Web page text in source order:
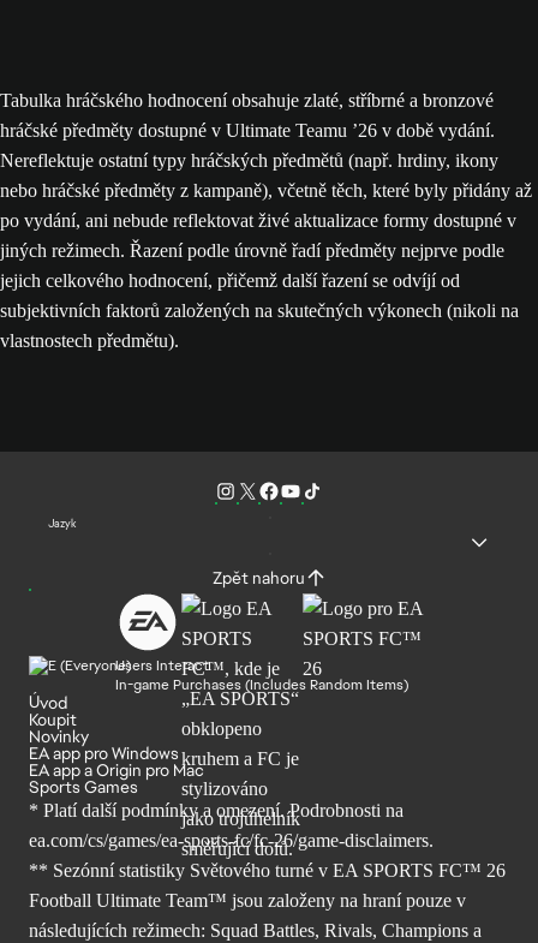
Tabulka hráčského hodnocení obsahuje zlaté, stříbrné a bronzové
hráčské předměty dostupné v Ultimate Teamu ’26 v době vydání.
Nereflektuje ostatní typy hráčských předmětů (např. hrdiny, ikony
nebo hráčské předměty z kampaně), včetně těch, které byly přidány až
po vydání, ani nebude reflektovat živé aktualizace formy dostupné v
jiných režimech. Řazení podle úrovně řadí předměty nejprve podle
jejich celkového hodnocení, přičemž další řazení se odvíjí od
subjektivních faktorů založených na skutečných výkonech (nikoli na
vlastnostech předmětu).
Jazyk
Zpět nahoru
Users Interact
In-game Purchases (Includes Random Items)
Úvod
Koupit
Novinky
EA app pro Windows
EA app a Origin pro Mac
Sports Games
* Platí další podmínky a omezení. Podrobnosti na
ea.com/cs/games/ea-sports-fc/fc-26/game-disclaimers.
** Sezónní statistiky Světového turné v EA SPORTS FC™ 26
Football Ultimate Team™ jsou založeny na hraní pouze v
následujících režimech: Squad Battles, Rivals, Champions a